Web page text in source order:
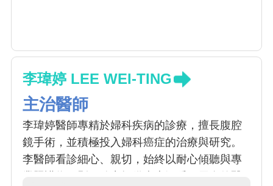
李瑋婷 LEE WEI-TING
主治醫師
李瑋婷醫師專精於婦科疾病的診療，擅長腹腔
鏡手術，並積極投入婦科癌症的治療與研究。
李醫師看診細心、親切，始終以耐心傾聽與專